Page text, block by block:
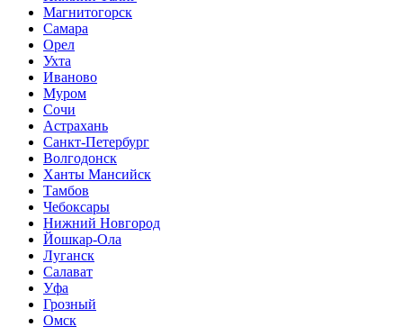
Магнитогорск
Самара
Орел
Ухта
Иваново
Муром
Сочи
Астрахань
Санкт-Петербург
Волгодонск
Ханты Мансийск
Тамбов
Чебоксары
Нижний Новгород
Йошкар-Ола
Луганск
Салават
Уфа
Грозный
Омск